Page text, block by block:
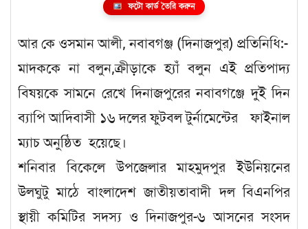
ফটো কার্ড তৈরি করুন
আর কে ওসমান আলী, নবাবগঞ্জ (দিনাজপুর) প্রতিনিধি:-
মাদককে না বলুন,ক্রীড়াকে হ্যাঁ বলুন এই প্রতিপাদ্য
বিষয়কে সামনে রেখে দিনাজপুরের নবাবগঞ্জে দুই দিন
ব্যাপি আদিবাসী ১৬ দলের ফুটবল টুর্নামেন্টের ফাইনাল
ম্যাচ অনুষ্ঠিত হয়েছে।
শনিবার বিকেলে উপজেলার মাহমুদপুর ইউনিয়নের
উলঘুটু মাঠে বাংলাদেশ জাতীয়তাবাদী দল বিএনপির
স্থায়ী কমিটির সদস্য ও দিনাজপুর-৬ আসনের সংসদ